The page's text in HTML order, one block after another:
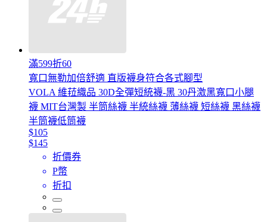
滿599折60
寬口無勒加倍舒適 直版襪身符合各式腳型
VOLA 維菈織品 30D全彈短統襪-黑 30丹激黑寬口小腿
襪 MIT台灣製 半筒絲襪 半統絲襪 薄絲襪 短絲襪 黑絲襪
半筒襪低筒襪
$105
$145
折價券
P幣
折扣